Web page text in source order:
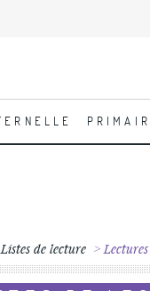
Listes de lecture